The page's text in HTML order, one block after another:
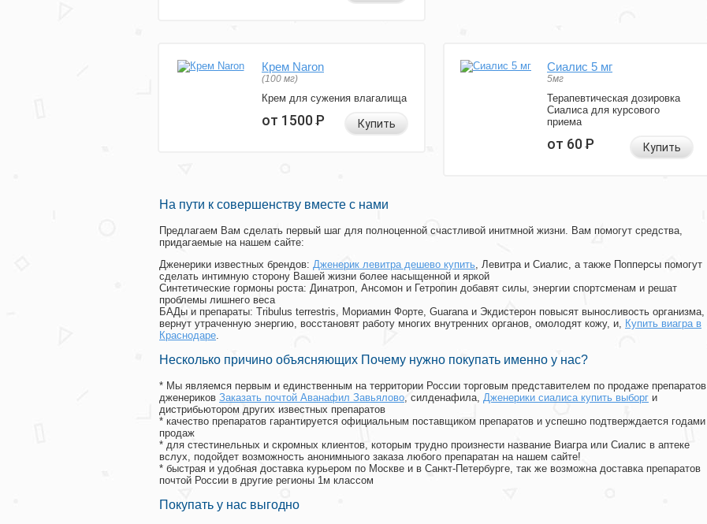
Крем Naron
(100 мг)
Крем для сужения влагалища
от 1500Р Купить
Сиалис 5 мг
5мг
Терапевтическая дозировка
Сиалиса для курсового
приема
от 60Р Купить
На пути к совершенству вместе с нами
Предлагаем Вам сделать первый шаг для полноценной счастливой инитмной жизни. Вам помогут средства,
придагаемые на нашем сайте:
Дженерики известных брендов: Дженерик левитра дешево купить, Левитра и Сиалис, а также Попперсы помогут
сделать интимную сторону Вашей жизни более насыщенной и яркой
Синтетические гормоны роста: Динатроп, Ансомон и Гетропин добавят силы, энергии спортсменам и решат
проблемы лишнего веса
БАДы и препараты: Tribulus terrestris, Мориамин Форте, Guarana и Экдистерон повысят выносливость организма,
вернут утраченную энергию, восстановят работу многих внутренних органов, омолодят кожу, и, Купить виагра в
Краснодаре.
Несколько причино объясняющих Почему нужно покупать именно у нас?
* Мы являемся первым и единственным на территории России торговым представителем по продаже препаратов
дженериков Заказать почтой Аванафил Завьялово, силденафила, Дженерики сиалиса купить выборг и
дистрибьютором других известных препаратов
* качество препаратов гарантируется официальным поставщиком препаратов и успешно подтверждается годами
продаж
* для стестинельных и скромных клиентов, которым трудно произнести название Виагра или Сиалис в аптеке
вслух, подойдет возможность анонимныого заказа любого препаратан на нашем сайте!
* быстрая и удобная доставка курьером по Москве и в Санкт-Петербурге, так же возможна доставка препаратов
почтой России в другие регионы 1м классом
Покупать у нас выгодно